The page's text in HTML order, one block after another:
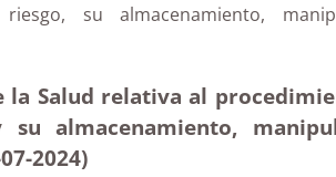
su almacenamiento,
Salud relativa al
almacenamiento,
2024)